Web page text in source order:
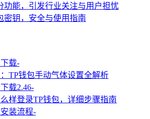
功能，引发行业关注与用户担忧
密钥，安全与使用指南
载-
TP钱包手动气体设置全解析
载2.46-
样登录TP钱包，详细步骤指南
装流程-